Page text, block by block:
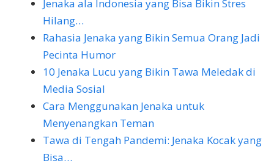
Jenaka ala Indonesia yang Bisa Bikin Stres
Hilang…
Rahasia Jenaka yang Bikin Semua Orang Jadi
Pecinta Humor
10 Jenaka Lucu yang Bikin Tawa Meledak di
Media Sosial
Cara Menggunakan Jenaka untuk
Menyenangkan Teman
Tawa di Tengah Pandemi: Jenaka Kocak yang
Bisa…